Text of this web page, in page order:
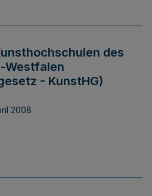
des
Westfalen
- KunstHG)
2008